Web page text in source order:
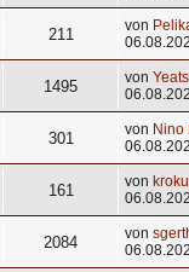
211 von
1495 von Yeats
301 von Nino
161 von
2084 von